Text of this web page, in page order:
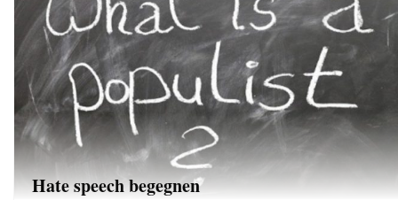
Hate speech begegnen